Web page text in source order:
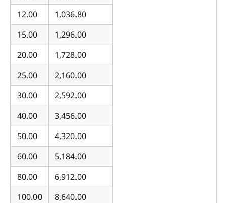
12.00
1,036.80
15.00
1,296.00
20.00
1,728.00
25.00
2,160.00
30.00
2,592.00
40.00
3,456.00
50.00
4,320.00
60.00
5,184.00
80.00
6,912.00
100.00
8,640.00